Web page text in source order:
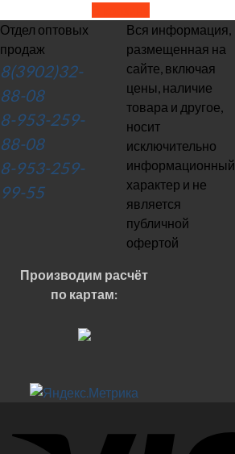
Отдел оптовых
продаж
8(3902)32-
88-08
8-953-259-
88-08
8-953-259-
99-55
Вся информация,
размещенная на
сайте, включая
цены, наличие
товара и другое,
носит
исключительно
информационный
характер и не
является
публичной
офертой
Производим расчёт
по картам: